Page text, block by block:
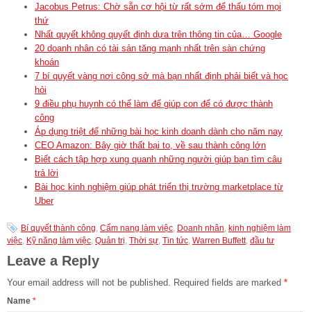
Jacobus Petrus: Chờ sẵn cơ hội từ rất sớm để thấu tóm mọi
thứ
Nhất quyết không quyết định dựa trên thông tin của… Google
20 doanh nhân có tài sản tăng mạnh nhất trên sàn chứng
khoán
7 bí quyết vàng nơi công sở mà bạn nhất định phải biết và học
hỏi
9 điều phụ huynh có thể làm để giúp con để có được thành
công
Áp dụng triệt để những bài học kinh doanh dành cho năm nay
CEO Amazon: Bây giờ thất bại to, về sau thành công lớn
Biết cách tập hợp xung quanh những người giúp bạn tìm câu
trả lời
Bài học kinh nghiệm giúp phát triển thị trường marketplace từ
Uber
Bí quyết thành công Cẩm nang làm việc Doanh nhân kinh nghiệm làm
việc Kỹ năng làm việc Quản trị Thời sự Tin tức Warren Buffett, đầu tư
Leave a Reply
Your email address will not be published. Required fields are marked *
Name *